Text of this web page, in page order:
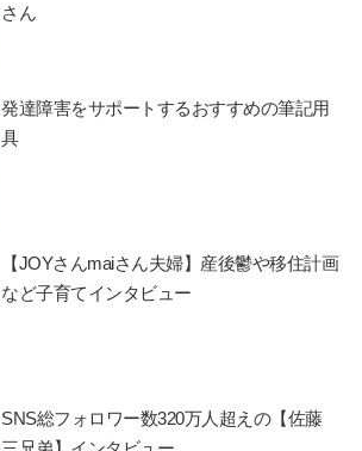
さん
発達障害をサポートするおすすめの筆記用
具
【JOYさんmaiさん夫婦】産後鬱や移住計画
など子育てインタビュー
SNS総フォロワー数320万人超えの【佐藤